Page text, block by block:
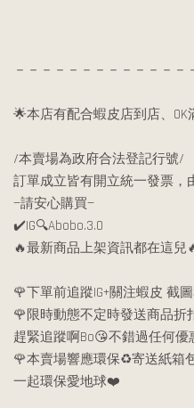
－－－－－－－－－－－－－
🌟本店有配合蝦皮店到店、
/本賣場為政府合法登記行號/
訂單成立皆有開立統一發票，
—請安心購買—
✔️IG🔍Abobo.3.0
🔥最新商品上架資訊都在這兒
🌹下單前追蹤IG+關注蝦皮 截
🌹限時動態不定時發送商品折
趕緊追蹤啊Bo😘不錯過任何優
🌹本賣場響應環保♻️寄送紙箱
一起環保愛地球❤️